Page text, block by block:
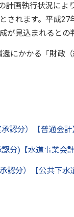
計画執行状況に
されます。平成
見込まれるとの
にかかる「財政
認分）【普通会計
分)【水道事業会計
認分）【公共下水